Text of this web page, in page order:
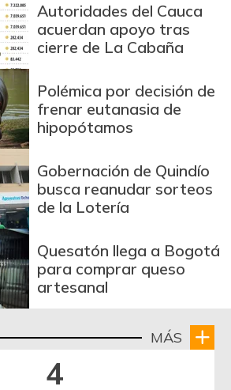
Autoridades del Cauca
acuerdan apoyo tras
cierre de La Cabaña
Polémica por decisión de
frenar eutanasia de
hipopótamos
Gobernación de Quindío
busca reanudar sorteos
de la Lotería
Quesatón llega a Bogotá
para comprar queso
artesanal
MÁS
4